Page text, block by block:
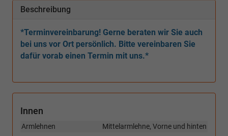
Beschreibung
*Terminvereinbarung! Gerne beraten wir Sie auch
bei uns vor Ort persönlich. Bitte vereinbaren Sie
dafür vorab einen Termin mit uns.*
Innen
Mittelarmlehne, Vorne und hinten
Armlehnen